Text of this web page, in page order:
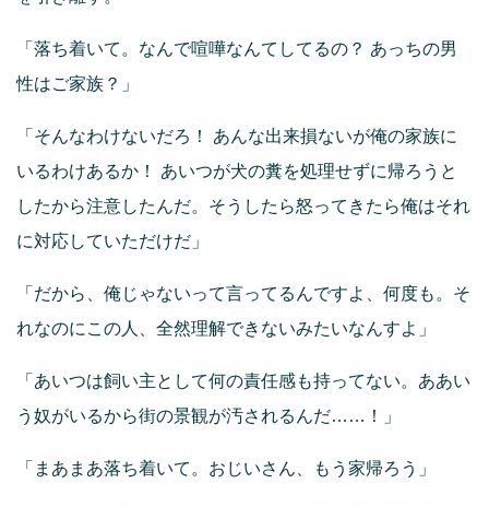
「落ち着いて。なんで喧嘩なんてしてるの？ あっちの男
性はご家族？」
「そんなわけないだろ！ あんな出来損ないが俺の家族に
いるわけあるか！ あいつが犬の糞を処理せずに帰ろうと
したから注意したんだ。そうしたら怒ってきたら俺はそれ
に対応していただけだ」
「だから、俺じゃないって言ってるんですよ、何度も。そ
れなのにこの人、全然理解できないみたいなんすよ」
「あいつは飼い主として何の責任感も持ってない。ああい
う奴がいるから街の景観が汚されるんだ……！」
「まあまあ落ち着いて。おじいさん、もう家帰ろう」